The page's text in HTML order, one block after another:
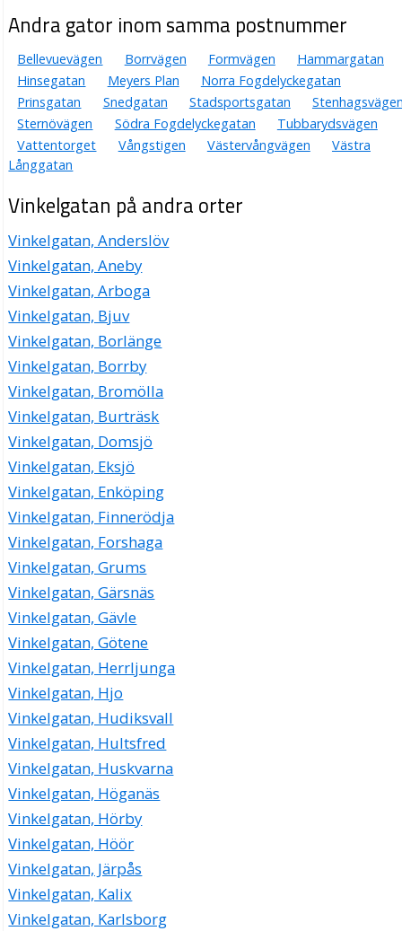
Andra gator inom samma postnummer
Bellevuevägen Borrvägen Formvägen
Hammargatan
Hinsegatan
Meyers Plan
Norra Fogdelyckegatan
Prinsgatan
Snedgatan Stadsportsgatan
Sternövägen
Södra Fogdelyckegatan
Tubbarydsvägen
Vattentorget
Vångstigen Västervångvägen
Västra
Långgatan
Vinkelgatan på andra orter
Vinkelgatan, Anderslöv
Vinkelgatan, Aneby
Vinkelgatan, Arboga
Vinkelgatan, Bjuv
Vinkelgatan, Borlänge
Vinkelgatan, Borrby
Vinkelgatan, Bromölla
Vinkelgatan, Burträsk
Vinkelgatan, Domsjö
Vinkelgatan, Eksjö
Vinkelgatan, Enköping
Vinkelgatan, Finnerödja
Vinkelgatan, Forshaga
Vinkelgatan, Grums
Vinkelgatan, Gärsnäs
Vinkelgatan, Gävle
Vinkelgatan, Götene
Vinkelgatan, Herrljunga
Vinkelgatan, Hjo
Vinkelgatan, Hudiksvall
Vinkelgatan, Hultsfred
Vinkelgatan, Huskvarna
Vinkelgatan, Höganäs
Vinkelgatan, Hörby
Vinkelgatan, Höör
Vinkelgatan, Järpås
Vinkelgatan, Kalix
Vinkelgatan, Karlsborg